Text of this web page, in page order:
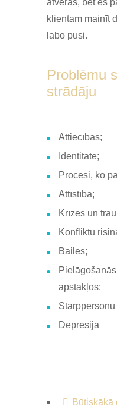
atveras, bet es
klientam mainīt
labo pusi.
Problēmu
strādāju
Attiecības;
Identitāte;
Procesi, ko
Attīstība;
Krīzes un
Konfliktu
Bailes;
apstākļos;
Depresija
Būtiskākā